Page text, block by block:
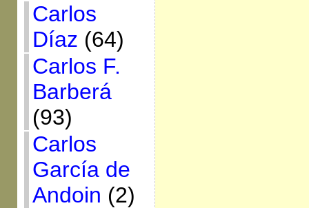
Carlos
Díaz (64)
Carlos F.
Barberá
(93)
Carlos
García de
Andoin (2)